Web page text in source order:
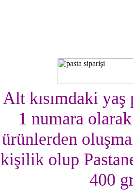
Alt kısımdaki
1 numara
ürünlerden
kişilik olup
400